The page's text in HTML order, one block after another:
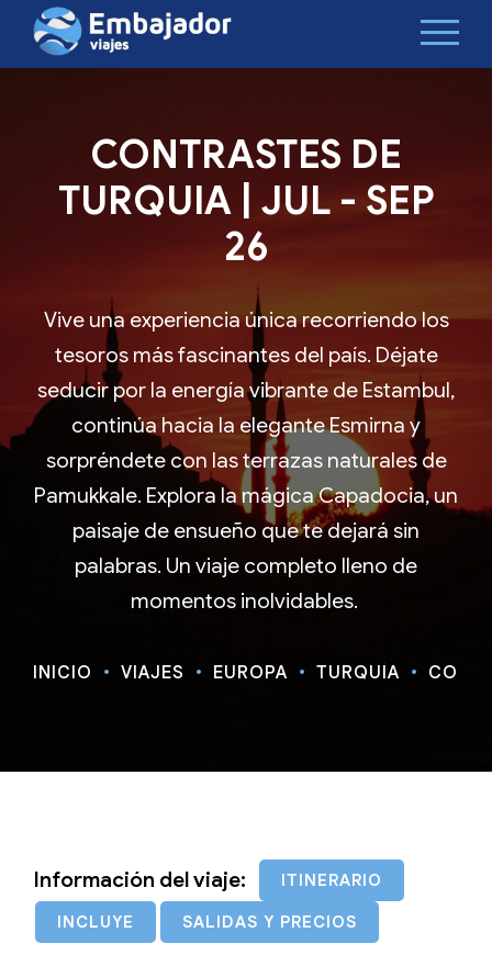
CONTRASTES DE
TURQUIA | JUL - SEP
26
Vive una experiencia única recorriendo los
tesoros más fascinantes del país. Déjate
seducir por la energía vibrante de Estambul,
continúa hacia la elegante Esmirna y
sorpréndete con las terrazas naturales de
Pamukkale. Explora la mágica Capadocia, un
paisaje de ensueño que te dejará sin
palabras. Un viaje completo lleno de
momentos inolvidables.
INICIO VIAJES EUROPA TURQUÍA
Información del viaje: ITINERARIO
INCLUYE SALIDAS Y PRECIOS